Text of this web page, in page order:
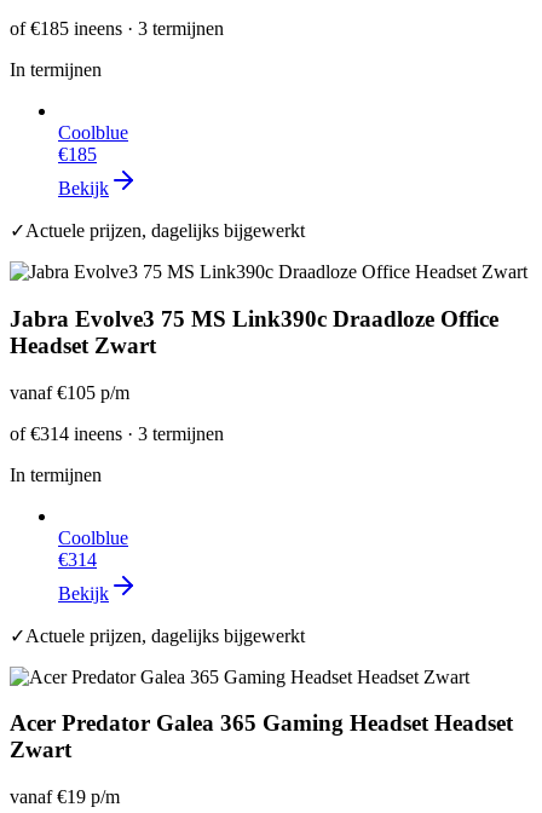
of€185 ineens · 3 termijnen
In termijnen
Coolblue
€185
Bekijk
✓Actuele prijzen, dagelijks bijgewerkt
Jabra Evolve3 75 MS Link390c Draadloze Office
Headset Zwart
vanaf€105 p/m
of€314 ineens · 3 termijnen
In termijnen
Coolblue
€314
Bekijk
✓Actuele prijzen, dagelijks bijgewerkt
Acer Predator Galea 365 Gaming Headset Headset
Zwart
vanaf€19 p/m